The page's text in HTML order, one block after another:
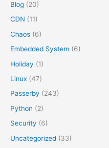
Blog (20)
CDN (11)
Chaos (6)
Embedded System (6)
Holiday (1)
Linux (47)
Passerby (243)
Python (2)
Security (6)
Uncategorized (33)